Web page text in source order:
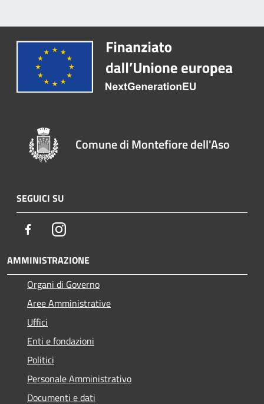
Comune di Montefiore dell'Aso
SEGUICI SU
FacebookInstagram
AMMINISTRAZIONE
Organi di Governo
Aree Amministrative
Uffici
Enti e fondazioni
Politici
Personale Amministrativo
Documenti e dati